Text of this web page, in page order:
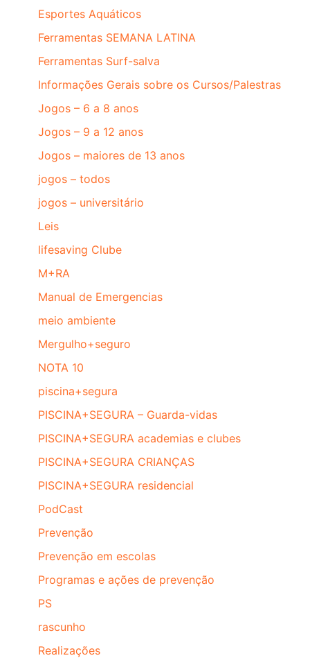
Esportes Aquáticos
Ferramentas SEMANA LATINA
Ferramentas Surf-salva
Informações Gerais sobre os Cursos/Palestras
Jogos – 6 a 8 anos
Jogos – 9 a 12 anos
Jogos – maiores de 13 anos
jogos – todos
jogos – universitário
Leis
lifesaving Clube
M+RA
Manual de Emergencias
meio ambiente
Mergulho+seguro
NOTA 10
piscina+segura
PISCINA+SEGURA – Guarda-vidas
PISCINA+SEGURA academias e clubes
PISCINA+SEGURA CRIANÇAS
PISCINA+SEGURA residencial
PodCast
Prevenção
Prevenção em escolas
Programas e ações de prevenção
PS
rascunho
Realizações